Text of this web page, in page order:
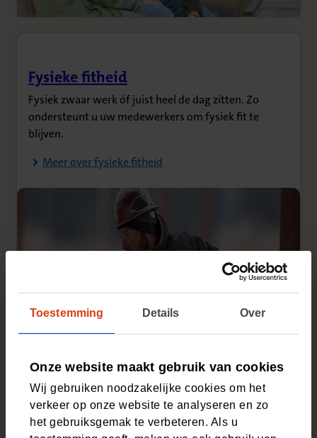
Toestemming Details Over
Onze website maakt gebruik van cookies
Wij gebruiken noodzakelijke cookies om het
verkeer op onze website te analyseren en zo
het gebruiksgemak te verbeteren. Als u
Fysieke fitheid
(Opent in nieuw tabblad)
Fysiek zwaar werk óf juist heel de dag zitten. Zo
ondersteunt u uw medewerkers om fysiek fit te
blijven.
Meer over fysieke fitheid